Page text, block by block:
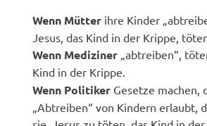
Wenn Mütter ihre Kinder
Jesus, das Kind in der Krippe,
Wenn Mediziner „abtreiben“,
Kind in der Krippe.
Wenn Politiker Gesetze machen,
„Abtreiben“ von Kindern erlaubt,